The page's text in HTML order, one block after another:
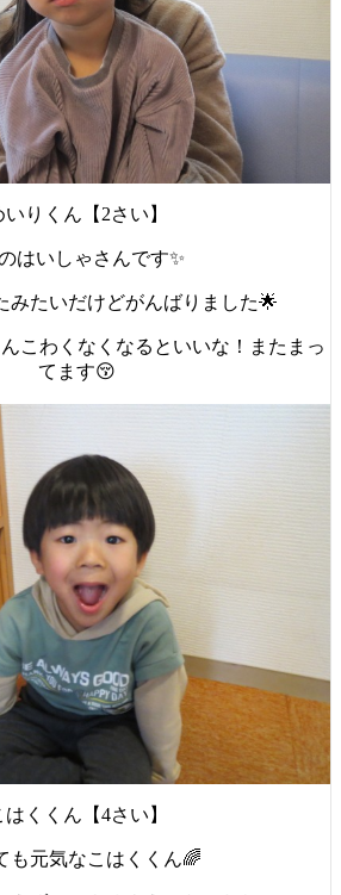
いりくん【2さい】
はいしゃさんです✨
みたいだけどがんばりました🌟
こわくなくなるといいな！またまっ
てます😚
はくくん【4さい】
も元気なこはくくん🌈